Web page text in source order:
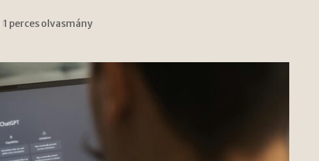
1 perces olvasmány